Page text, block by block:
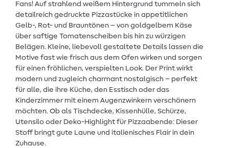
Fans! Auf strahlend weißem Hintergrund tummeln sich
detailreich gedruckte Pizzastücke in appetitlichen
Gelb-, Rot- und Brauntönen – von goldgelbem Käse
über saftige Tomatenscheiben bis hin zu würzigen
Belägen. Kleine, liebevoll gestaltete Details lassen die
Motive fast wie frisch aus dem Ofen wirken und sorgen
für einen fröhlichen, verspielten Look. Der Print wirkt
modern und zugleich charmant nostalgisch – perfekt
für alle, die ihre Küche, den Esstisch oder das
Kinderzimmer mit einem Augenzwinkern verschönern
möchten. Ob als Tischdecke, Kissenhülle, Schürze,
Utensilo oder Deko-Highlight für Pizzaabende: Dieser
Stoff bringt gute Laune und italienisches Flair in dein
Zuhause.